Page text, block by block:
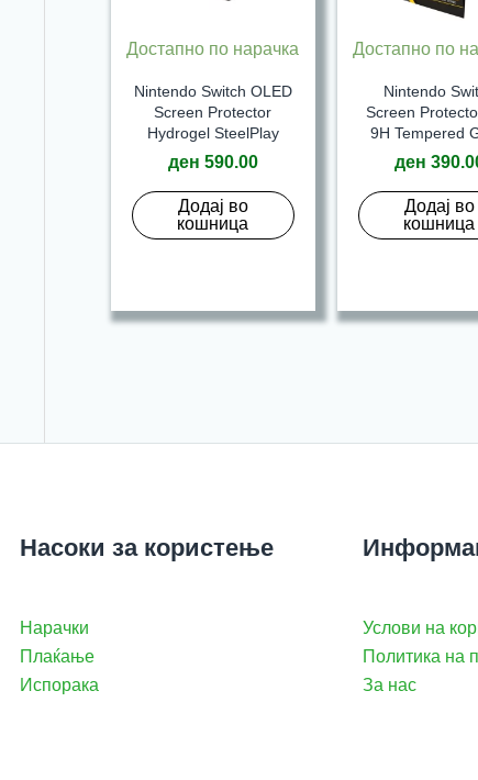
Достапно по нарачка
Nintendo Switch OLED
Screen Protector
Hydrogel SteelPlay
ден 590.00
Додај во
кошница
Достапно по
Nintendo
Screen
9H Tempered
ден
Додај во
кошница
Насоки за користење
Нарачки
Плаќање
Испорака
Услови на
Политика на
За нас